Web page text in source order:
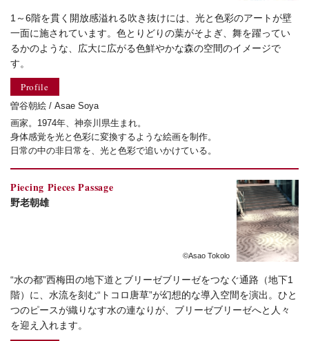
1～6階を貫く開放感溢れる吹き抜けには、光と色彩のアートが壁
一面に施されています。色とりどりの葉がそよぎ、舞を躍ってい
るかのような、広大に広がる色鮮やかな森の空間のイメージで
す。
Profile
曽谷朝絵 / Asae Soya
画家。1974年、神奈川県生まれ。
身体感覚を光と色彩に変換するような絵画を制作。
日常の中の非日常を、光と色彩で追いかけている。
Piecing Pieces Passage
野老朝雄
©Asao Tokolo
“水の都”西梅田の地下道とブリーゼブリーゼをつなぐ通路（地下1
階）に、水流を刻む“トコロ唐草”が幻想的な導入空間を演出。ひと
つのピースが織りなす水の連なりが、ブリーゼブリーゼへと人々
を迎え入れます。